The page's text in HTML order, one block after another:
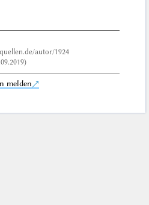
autor/1924
melden